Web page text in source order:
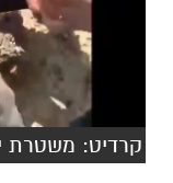
קרדיט: משטרת
מרדף משטרתי
באוויר, דריסת